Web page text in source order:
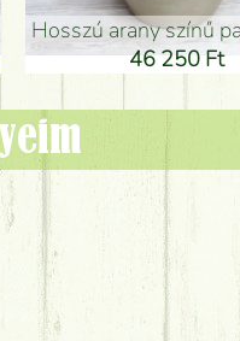
hosszú arany színű
46 250 Ft